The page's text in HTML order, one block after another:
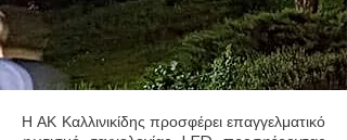
Η ΑΚ Καλλινικίδης προσφέρει επαγγελματικό